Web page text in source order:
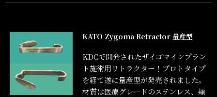
KATO Zygoma Retractor 量産型
KDCで開発されたザイゴマインプラン
ト施術用リトラクター！ プロトタイプ
を経て遂に量産型が発売されました。
材質は医療グレードのステンレス、頬